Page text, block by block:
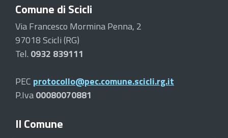
Comune di Scicli
Via Francesco Mormina Penna, 2
97018 Scicli (RG)
Tel. 0932 839111
PEC protocollo@pec.comune.scicli.rg.it
P.Iva00080070881
Il Comune